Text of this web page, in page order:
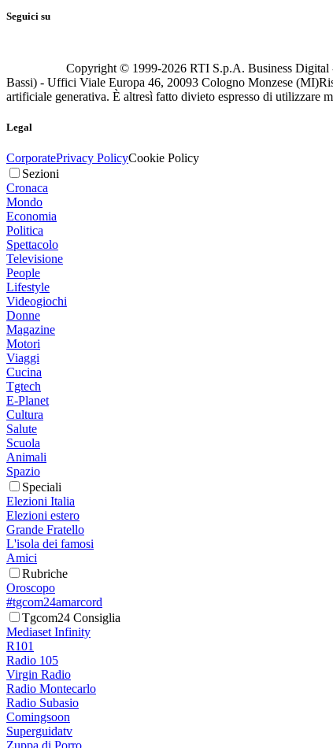
Seguici su
Copyright © 1999-2026 RTI S.p.A. Business Digital
Bassi) - Uffici Viale Europa 46, 20093 Cologno Monzese (MI)
artificiale generativa. È altresì fatto divieto espresso di utilizzare
Legal
CorporatePrivacy PolicyCookie Policy
Sezioni
Cronaca
Mondo
Economia
Politica
Spettacolo
Televisione
People
Lifestyle
Videogiochi
Donne
Magazine
Motori
Viaggi
Cucina
Tgtech
E-Planet
Cultura
Salute
Scuola
Animali
Spazio
Speciali
Elezioni Italia
Elezioni estero
Grande Fratello
L'isola dei famosi
Amici
Rubriche
Oroscopo
#tgcom24amarcord
Tgcom24 Consiglia
Mediaset Infinity
R101
Radio 105
Virgin Radio
Radio Montecarlo
Radio Subasio
Comingsoon
Superguidatv